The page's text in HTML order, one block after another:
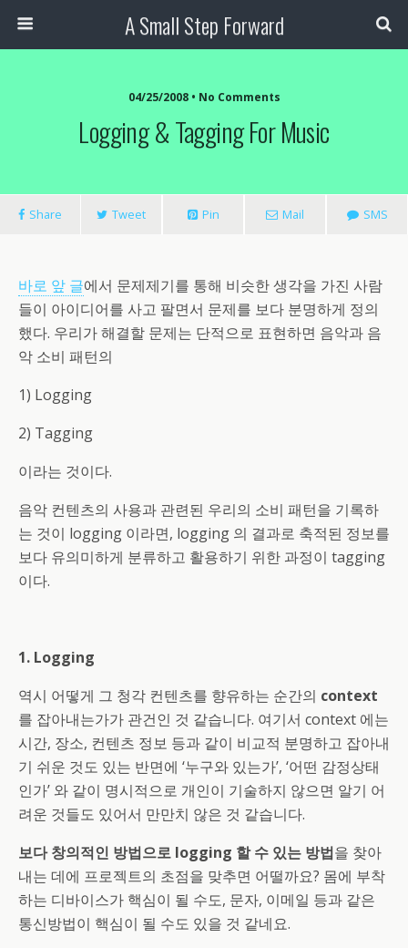
A Small Step Forward
04/25/2008 • No Comments
Logging & Tagging For Music
Share Tweet Pin Mail SMS
바로 앞 글에서 문제제기를 통해 비슷한 생각을 가진 사람
들이 아이디어를 사고 팔면서 문제를 보다 분명하게 정의
했다. 우리가 해결할 문제는 단적으로 표현하면 음악과 음
악 소비 패턴의
1) Logging
2) Tagging
이라는 것이다.
음악 컨텐츠의 사용과 관련된 우리의 소비 패턴을 기록하
는 것이 logging 이라면, logging 의 결과로 축적된 정보를
보다 유의미하게 분류하고 활용하기 위한 과정이 tagging
이다.
1. Logging
역시 어떻게 그 청각 컨텐츠를 향유하는 순간의 context
를 잡아내는가가 관건인 것 같습니다. 여기서 context 에는
시간, 장소, 컨텐츠 정보 등과 같이 비교적 분명하고 잡아내
기 쉬운 것도 있는 반면에 ‘누구와 있는가’, ‘어떤 감정상태
인가’ 와 같이 명시적으로 개인이 기술하지 않으면 알기 어
려운 것들도 있어서 만만치 않은 것 같습니다.
보다 창의적인 방법으로 logging 할 수 있는 방법을 찾아
내는 데에 프로젝트의 초점을 맞추면 어떨까요? 몸에 부착
하는 디바이스가 핵심이 될 수도, 문자, 이메일 등과 같은
통신방법이 핵심이 될 수도 있을 것 같네요.